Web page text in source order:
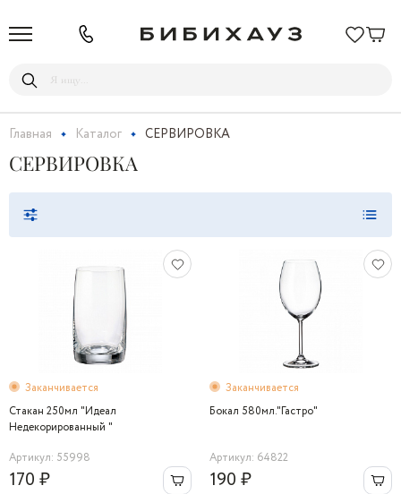
Главная Каталог СЕРВИРОВКА
СЕРВИРОВКА
Заканчивается
Стакан 250мл "Идеал
Недекорированный "
Артикул: 55998
170 ₽
Заканчивается
Бокал 580мл."Гастро"
Артикул: 64822
190 ₽